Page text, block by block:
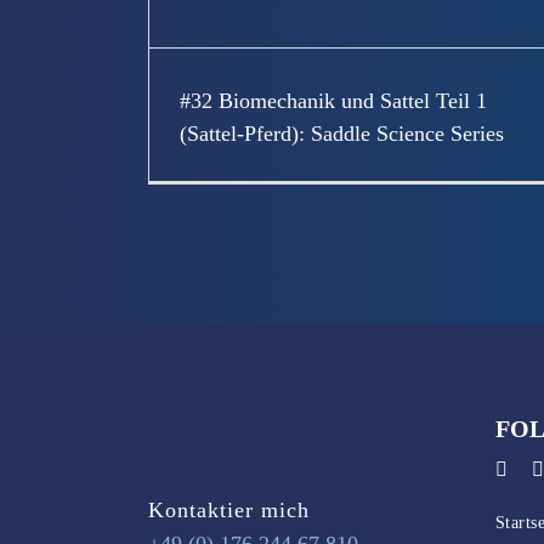
#32 Biomechanik und Sattel Teil 1
(Sattel-Pferd): Saddle Science Series
Kontaktier mich